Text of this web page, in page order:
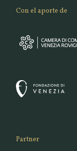
Con el aporte de
Partner